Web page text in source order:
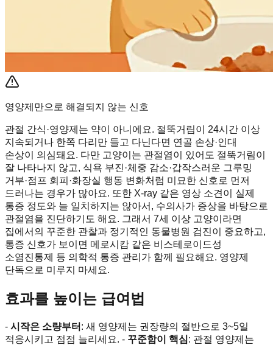
영양제만으로 해결되지 않는 신호
관절 간식·영양제는 약이 아니에요. 절뚝거림이 24시간 이상
지속되거나 한쪽 다리만 들고 다닌다면 연골 손상·인대
손상이 의심돼요. 다만 고양이는 관절염이 있어도 절뚝거림이
잘 나타나지 않고, 식욕 부진·체중 감소·갑작스러운 그루밍
거부·점프 회피·화장실 행동 변화처럼 미묘한 신호로 먼저
드러나는 경우가 많아요. 또한 X-ray 같은 영상 소견이 실제
통증 정도와 늘 일치하지는 않아서, 수의사가 증상을 바탕으로
관절염을 진단하기도 해요. 그래서 7세 이상 고양이라면
집에서의 꾸준한 관찰과 정기적인 동물병원 검진이 중요하고,
통증 신호가 보이면 메로시캄 같은 비스테로이드성
소염진통제 등 의학적 통증 관리가 함께 필요해요. 영양제
단독으로 미루지 마세요.
효과를 높이는 급여법
- 시작은 소량부터 : 새 영양제는 권장량의 절반으로 3~5일
적응시키고 점점 늘리세요. - 꾸준함이 핵심: 관절 영양제는